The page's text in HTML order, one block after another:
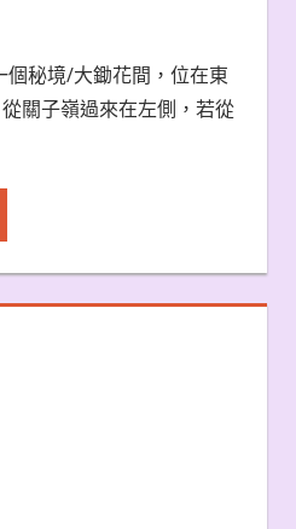
秘境/大鋤花間，位在東
關子嶺過來在左側，若從